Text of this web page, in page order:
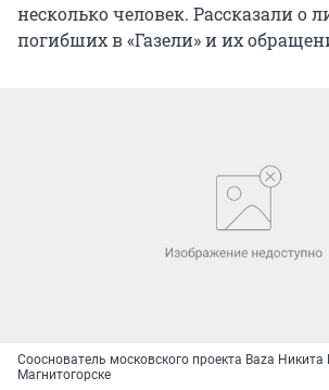
несколько человек. Рассказали о
погибших в «Газели» и их
Сооснователь московского проекта Baza
Магнитогорске